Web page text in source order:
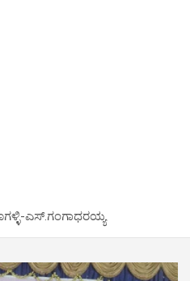
ಎಸ್.ಗಂಗಾಧರಯ್ಯ